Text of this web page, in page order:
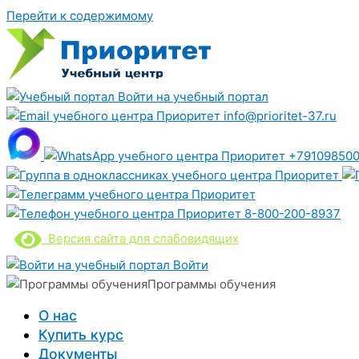
Перейти к содержимому
Войти на учебный портал
info@prioritet-37.ru
8-800-200-8937
Версия сайта для слабовидящих
Войти
Программы обучения
О нас
Купить курс
Документы